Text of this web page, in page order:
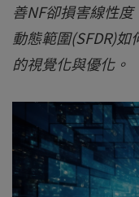
善NF卻損害線性
動態範圍(SFDR)
的視覺化與優化。